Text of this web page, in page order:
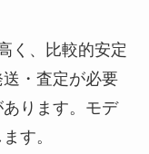
く、比較的安定
・査定が必要
ります。モデ
す。